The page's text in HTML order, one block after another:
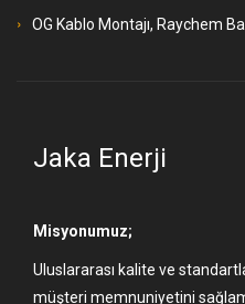
OG Kablo Montajı, Raychem
Jaka Enerji
Misyonumuz;
Uluslararası kalite ve
müşteri memnuniyetini